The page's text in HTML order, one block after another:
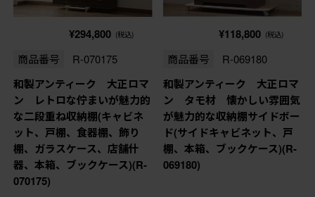
¥294,800 (税込)
商品番号 R-070175
和製アンティーク 大正ロマ
ン レトロな佇まいが魅力的
な二段重ね収納棚(キャビネ
ット、戸棚、食器棚、飾り
棚、ガラスケース、店舗什
器、本箱、ブックケース)(R-
070175)
¥118,800 (税込)
商品番号 R-069180
和製アンティーク 大正ロマ
ン タモ材 懐かしい雰囲気
が魅力的な収納棚サイドボー
ド(サイドキャビネット、戸
棚、本箱、ブックケース)(R-
069180)